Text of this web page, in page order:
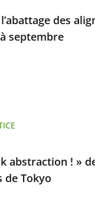
des
septembre
abstraction ! »
de Tokyo